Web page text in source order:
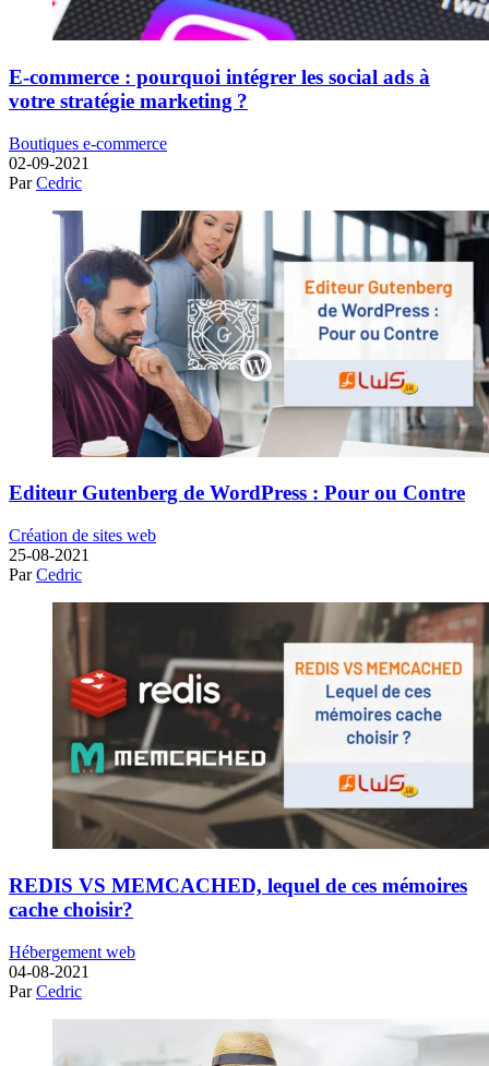
E-commerce : pourquoi intégrer les social ads à
votre stratégie marketing ?
Boutiques e-commerce
02-09-2021
ParCedric
Editeur Gutenberg de WordPress : Pour ou Contre
Création de sites web
25-08-2021
ParCedric
REDIS VS MEMCACHED, lequel de ces mémoires
cache choisir?
Hébergement web
04-08-2021
ParCedric